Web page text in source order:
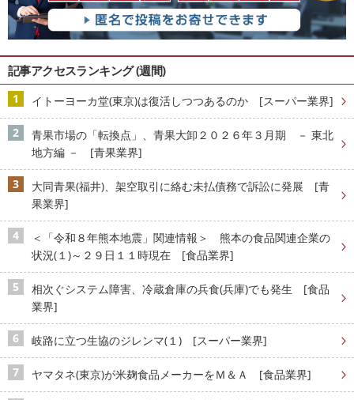
記事アクセスランキング (週間)
イトーヨーカ堂(東京)は復活しつつあるのか [スーパー業界]
青果市場の「転換点」、青果大卸２０２６年３月期 － 東北
地方編 － [青果業界]
大同青果(福井)、架空取引に絡む未払債務で訴訟に発展 [青
果業界]
＜「令和８年熊本地震」関連情報＞ 熊本の食品関連企業の
状況(１)～２９日１１時現在 [食品業界]
相次ぐシステム障害、冷蔵倉庫の兵食(兵庫)でも発生 [食品
業界]
岐路に立つ生協のジレンマ(１) [スーパー業界]
ヤマタネ(東京)が米麹食品メーカーをＭ＆Ａ [食品業界]